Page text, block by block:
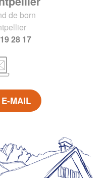
de born
28 17
MAIL